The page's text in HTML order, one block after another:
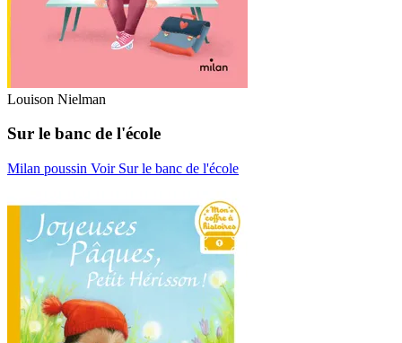
Louison Nielman
Sur le banc de l'école
Milan poussin Voir Sur le banc de l'école